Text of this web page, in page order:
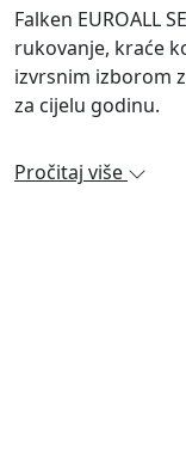
Falken EUROALL
rukovanje, kraće
izvrsnim izborom
za cijelu godinu.
Pročitaj više